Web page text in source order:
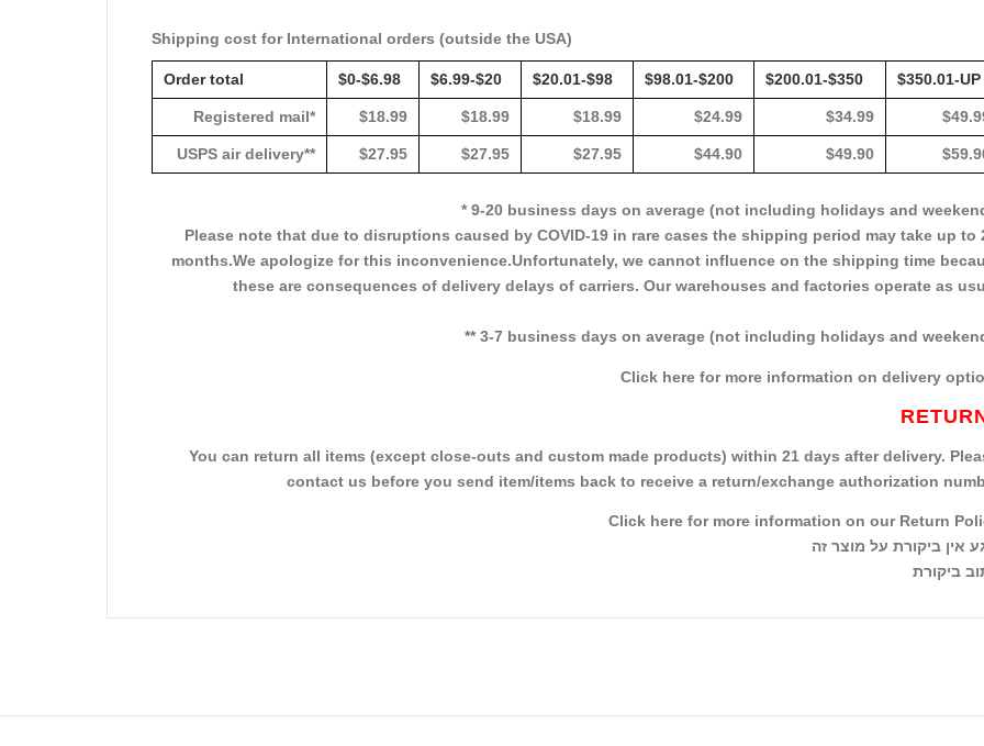
Shipping cost for International orders (outside the USA)
Order total $0-$6.98 $6.99-$20 $20.01-$98 $98.01-$200 $200.01-$350 $350.01-UP
Registered mail* $18.99 $18.99 $18.99 $24.99 $34.99
USPS air delivery** $27.95 $27.95 $27.95 $44.90 $49.90
* 9-20 business days on average (not including holidays and
Please note that due to disruptions caused by COVID-19 in rare cases the shipping period may take up to
months.We apologize for this inconvenience.Unfortunately, we cannot influence on the shipping time
these are consequences of delivery delays of carriers. Our warehouses and factories operate as
** 3-7 business days on average (not including holidays and
Click here for more information on delivery
You can return all items (except close-outs and custom made products) within 21 days after delivery.
contact us before you send item/items back to receive a return/exchange authorization
Click here for more information on our Return
אין ביקורת על מוצר זה